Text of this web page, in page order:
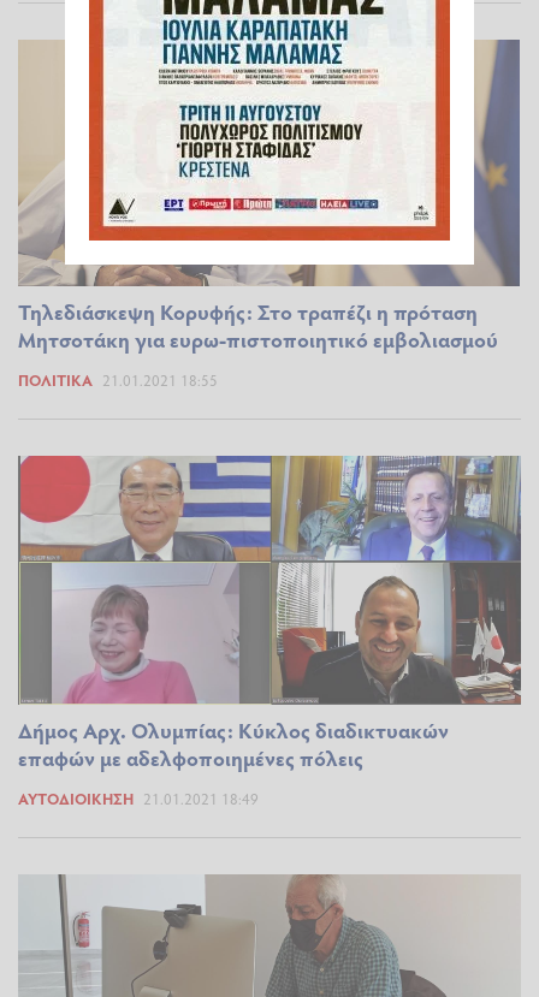
Τηλεδιάσκεψη Κορυφής: Στο τραπέζι η πρόταση
Μητσοτάκη για ευρω-πιστοποιητικό εμβολιασμού
ΠΟΛΙΤΙΚΆ 21.01.2021 18:55
Δήμος Αρχ. Ολυμπίας: Κύκλος διαδικτυακών
επαφών με αδελφοποιημένες πόλεις
ΑΥΤΟΔΙΟΊΚΗΣΗ 21.01.2021 18:49